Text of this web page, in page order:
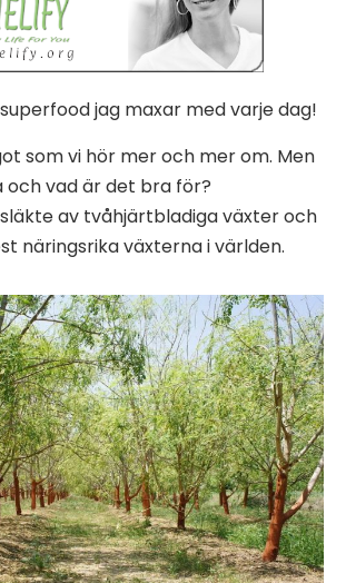
jag maxar med varje dag!
som vi hör mer och mer om. Men
och vad är det bra för?
av tvåhjärtbladiga växter och
näringsrika växterna i världen.